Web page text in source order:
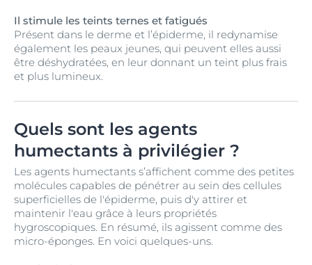
Il stimule les teints ternes et fatigués
Présent dans le derme et l’épiderme, il redynamise
également les peaux jeunes, qui peuvent elles aussi
être déshydratées, en leur donnant un teint plus frais
et plus lumineux.
Quels sont les agents
humectants à privilégier ?
Les agents humectants s’affichent comme des petites
molécules capables de pénétrer au sein des cellules
superficielles de l'épiderme, puis d'y attirer et
maintenir l'eau grâce à leurs propriétés
hygroscopiques. En résumé, ils agissent comme des
micro-éponges. En voici quelques-uns.